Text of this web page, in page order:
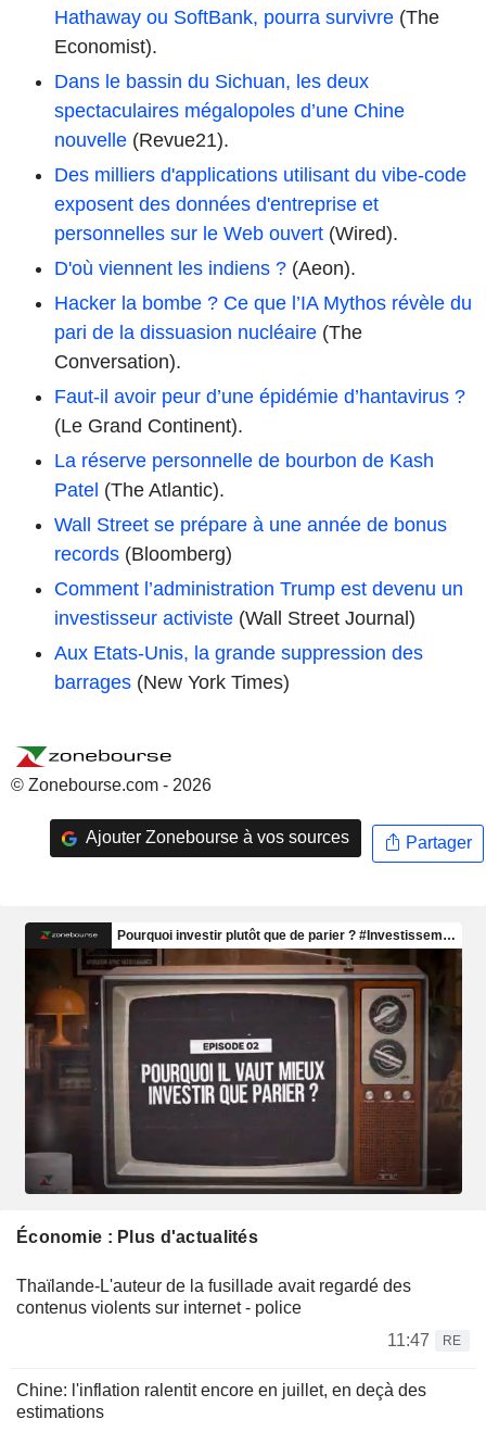
Hathaway ou SoftBank, pourra survivre (The
Economist).
Dans le bassin du Sichuan, les deux
spectaculaires mégalopoles d’une Chine
nouvelle (Revue21).
Des milliers d'applications utilisant du vibe-code
exposent des données d'entreprise et
personnelles sur le Web ouvert (Wired).
D'où viennent les indiens ? (Aeon).
Hacker la bombe ? Ce que l’IA Mythos révèle du
pari de la dissuasion nucléaire (The
Conversation).
Faut-il avoir peur d’une épidémie d’hantavirus ?
(Le Grand Continent).
La réserve personnelle de bourbon de Kash
Patel (The Atlantic).
Wall Street se prépare à une année de bonus
records (Bloomberg)
Comment l’administration Trump est devenu un
investisseur activiste (Wall Street Journal)
Aux Etats-Unis, la grande suppression des
barrages (New York Times)
© Zonebourse.com - 2026
Ajouter Zonebourse à vos sources Partager
Économie : Plus d'actualités
Thaïlande-L'auteur de la fusillade avait regardé des
contenus violents sur internet - police
11:47
RE
Chine: l'inflation ralentit encore en juillet, en deçà des
estimations